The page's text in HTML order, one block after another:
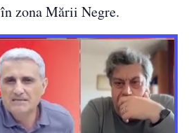
zona Mării Negre.